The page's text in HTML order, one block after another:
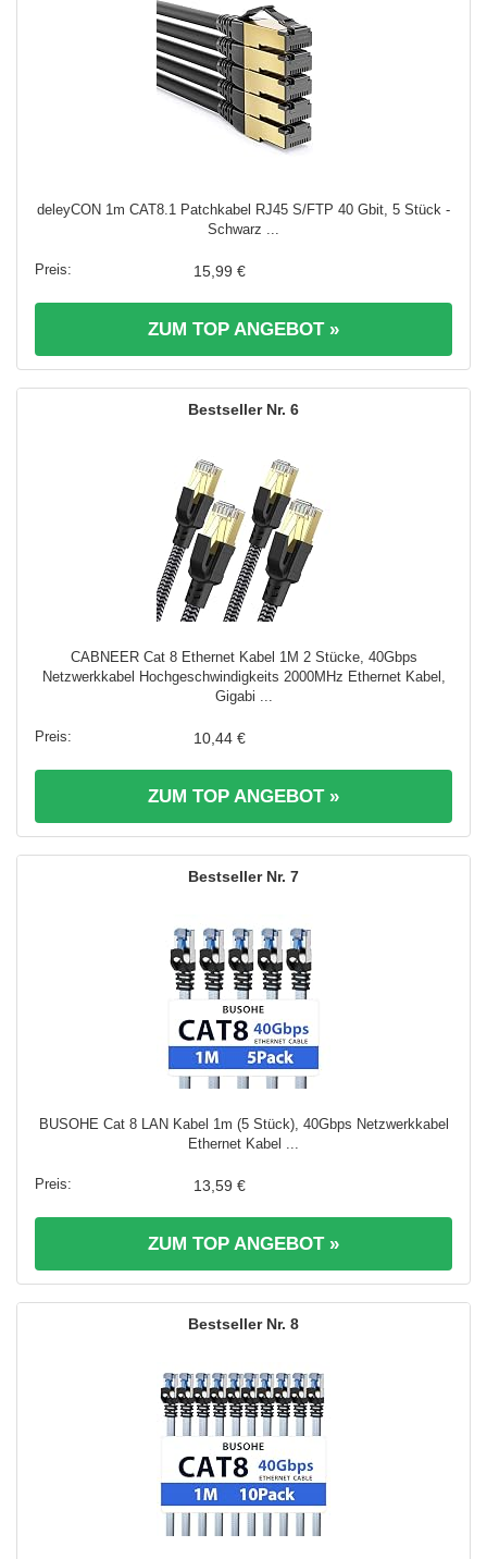
deleyCON 1m CAT8.1 Patchkabel RJ45 S/FTP 40 Gbit, 5 Stück -
Schwarz ...
15,99 €
ZUM TOP ANGEBOT »
6
CABNEER Cat 8 Ethernet Kabel 1M 2 Stücke, 40Gbps
Netzwerkkabel Hochgeschwindigkeits 2000MHz Ethernet Kabel,
Gigabi ...
10,44 €
ZUM TOP ANGEBOT »
7
BUSOHE Cat 8 LAN Kabel 1m (5 Stück), 40Gbps Netzwerkkabel
Ethernet Kabel ...
13,59 €
ZUM TOP ANGEBOT »
8